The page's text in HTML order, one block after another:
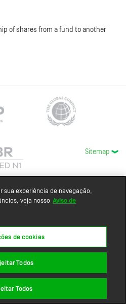
of shares from a fund to another
Sitemap
sua experiência de navegação,
veja nosso Aviso de
de cookies
Todos
Todos